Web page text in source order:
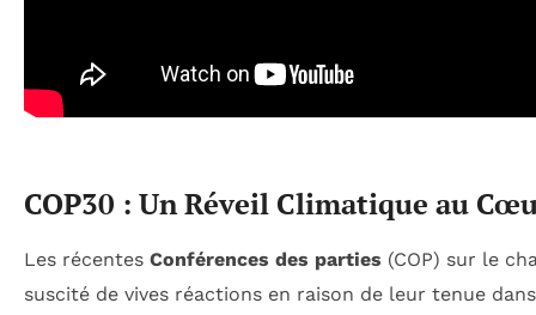
COP30 : Un Réveil Climatique au
Les récentes Conférences des parties (COP) sur le
suscité de vives réactions en raison de leur tenue